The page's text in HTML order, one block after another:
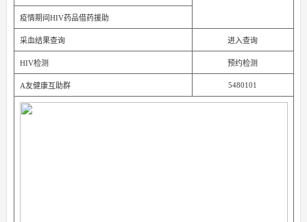
疫情期间HIV药品借药援助
采血结果查询 进入查询
HIV检测 预约检测
A友健康互助群 5480101